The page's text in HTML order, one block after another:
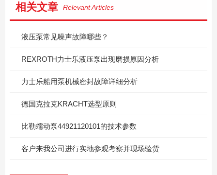
相关文章 Relevant Articles
液压泵常见噪声故障哪些？
REXROTH力士乐液压泵出现磨损原因分析
力士乐船用泵机械密封故障详细分析
德国克拉克KRACHT选型原则
比勒蠕动泵44921120101的技术参数
客户来我公司进行实地参观考察并现场验货